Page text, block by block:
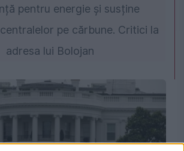
pentru energie și susține
pe cărbune. Critici la
adresa lui Bolojan